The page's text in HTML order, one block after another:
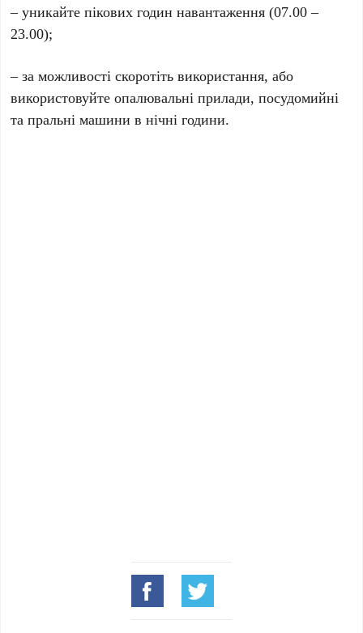
– уникайте пікових годин навантаження (07.00 –
23.00);
– за можливості скоротіть використання, або
використовуйте опалювальні прилади, посудомийні
та пральні машини в нічні години.